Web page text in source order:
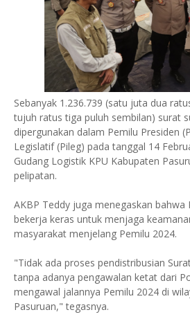
Sebanyak 1.236.739 (satu juta dua
tujuh ratus tiga puluh sembilan) surat
dipergunakan dalam Pemilu Presiden
Legislatif (Pileg) pada tanggal 14
Gudang Logistik KPU Kabupaten
pelipatan.
AKBP Teddy juga menegaskan bahwa
bekerja keras untuk menjaga
masyarakat menjelang Pemilu 2024.
"Tidak ada proses pendistribusian
tanpa adanya pengawalan ketat dari
mengawal jalannya Pemilu 2024 di
Pasuruan," tegasnya.